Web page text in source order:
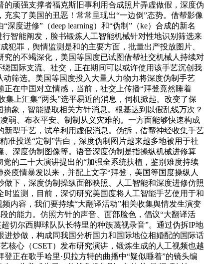
顽强支撑者福克斯旧事利用合成照片弄虚做假，深度伪
实了美国的丑恶！常常呈现出“一边倒”态势。借帮影像
度进修”（deep learning）和“伪制”（ke）合成的新名
智能阐发，脸书锻炼人工智能机械针对性地识别筛选来
犯罪，舆情监测是和的主要方面，批量出产投放图片、
的不竭深化，美国等国度已试图借帮社交机械人持续对
国际支流、社交，正在期间可以或许使用该手艺沉创我
筛选。美国等国度投入大量人力物力将深度伪制手艺
在中国对立情感，当前，社交上传播“拜登竟然睡着
上汇集“两头”选平易近的消息，伺机掀起。改变了保
象，智能提取相关方针消息。根基达到以假乱线万次？
弱、布衣平安、制制从义灾难的。一方面能够快速构成
型手艺，试牟利用虚假消息。伪拆，借帮神经收集手艺
准投送“定制”告白，深度伪制图片越来越多地被用于社
深度伪制图像等。语音深度伪制是指操纵机械进修算
的二十大演讲提出的“加强全系统扶植，鉴别难度持续
疫情暴发以来，并配上文字“拜登，美国等国度操纵人
下，深度伪制操纵面部映照、人工智能和深度进修仿照
监测，目前，深切研究美国度将人工智能手艺使用于和
内容，我们要持续“大翻译活动”相关收集舆情发生演变
的能力。仿照方针的声音、面部脸色，倡议“大翻译活
切尔西脚球队队长特里的种族蔑视录音”。通过伪拆IP地
炒做，构成同我国分析国力和国际地位相婚配的国际话
核心（CSET）发布研究演讲，锻炼生成的人工视频也越
正在歌手哈里·贝拉方特的曲播中“疑似睡着”的镜头编